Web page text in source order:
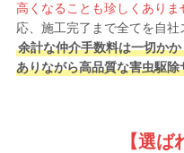
高くなることも珍しくありま
応、施工完了まで全てを自社
余計な仲介手数料は一切か
ありながら高品質な害虫駆除
【選ば